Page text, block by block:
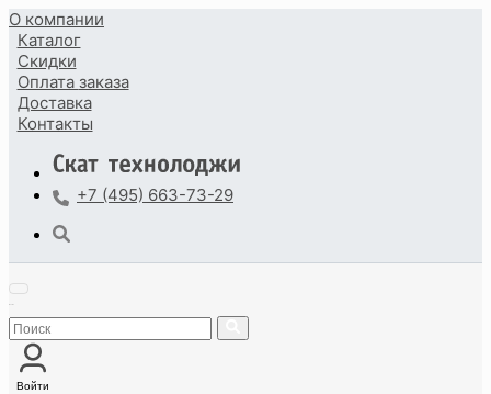
О компании
Каталог
Скидки
Оплата заказа
Доставка
Контакты
+7 (495) 663-73-29
Войти